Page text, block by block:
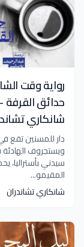
رواية وقت
حدائق القرفة
شانكاري
دار للمسنين تقع
ويستجروف
سيدني بأستراليا،
المقيمو...
شانكاري تشاندران